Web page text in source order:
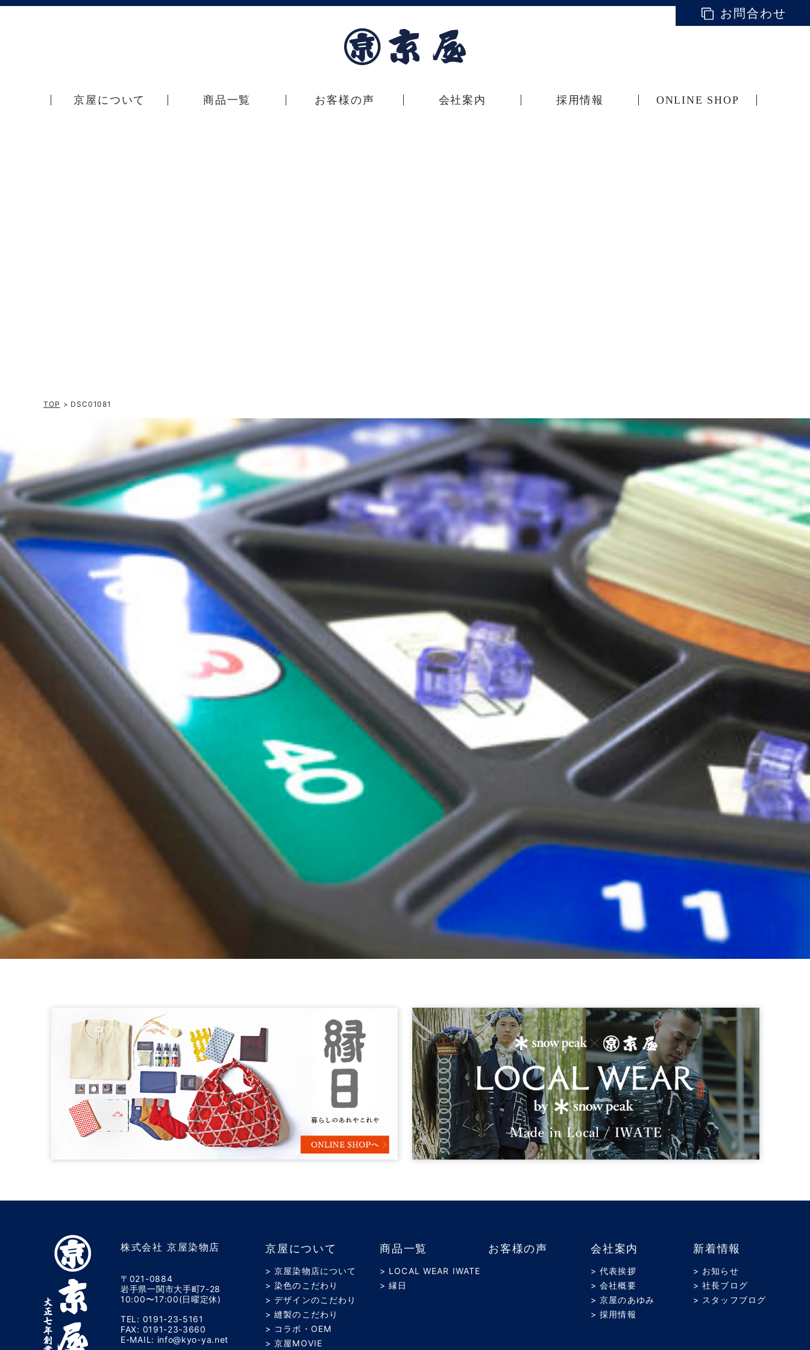
お問合わせ
京屋について 商品一覧 お客様の声 会社案内 採用情報 ONLINE SHOP
TOP > DSC01081
株式会社 京屋染物店
〒021-0884
岩手県一関市大手町7-28
10:00〜17:00(日曜定休)
TEL: 0191-23-5161
FAX: 0191-23-3660
E-MAIL: info@kyo-ya.net
京屋について
> 京屋染物店について
> 染色のこだわり
> デザインのこだわり
> 縫製のこだわり
> コラボ・OEM
> 京屋MOVIE
商品一覧
> LOCAL WEAR IWATE
> 縁日
お客様の声 会社案内
> 代表挨拶
> 会社概要
> 京屋のあゆみ
> 採用情報
新着情報
> お知らせ
> 社長ブログ
> スタッフブログ